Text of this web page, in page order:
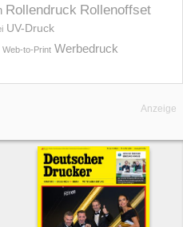
Rollendruck Rollenoffset
UV-Druck
Web-to-Print Werbedruck
Anzeige